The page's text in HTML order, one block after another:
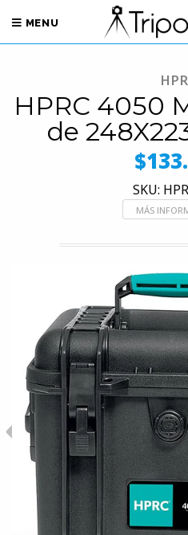
MENU
HPRC 4050
de
SKU:
MÁS